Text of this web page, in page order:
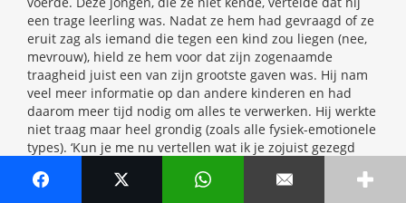
een trage leerling was. Nadat ze hem had gevraagd of ze
eruit zag als iemand die tegen een kind zou liegen (nee,
mevrouw), hield ze hem voor dat zijn zogenaamde
traagheid juist een van zijn grootste gaven was. Hij nam
veel meer informatie op dan andere kinderen en had
daarom meer tijd nodig om alles te verwerken. Hij werkte
niet traag maar heel grondig (zoals alle fysiek-emotionele
types). ‘Kun je me nu vertellen wat ik je zojuist gezegd
meer informatie op en dat kost me meer tijd.’